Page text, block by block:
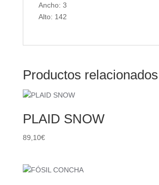
Ancho: 3
Alto: 142
Productos relacionados
PLAID SNOW
89,10€